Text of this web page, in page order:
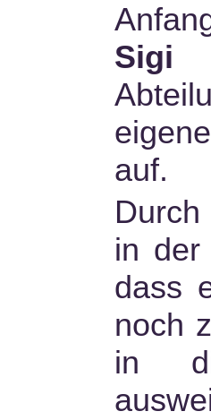
Sigi
auf.
in der
dass
noch
in